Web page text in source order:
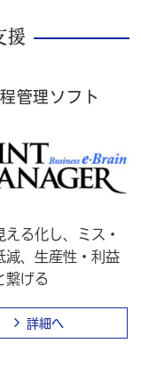
援
管理ソフト
える化し、ミス・
減、生産性・利益
繋げる
詳細へ